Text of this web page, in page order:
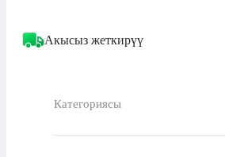
Акысыз жеткирүү
Категориясы